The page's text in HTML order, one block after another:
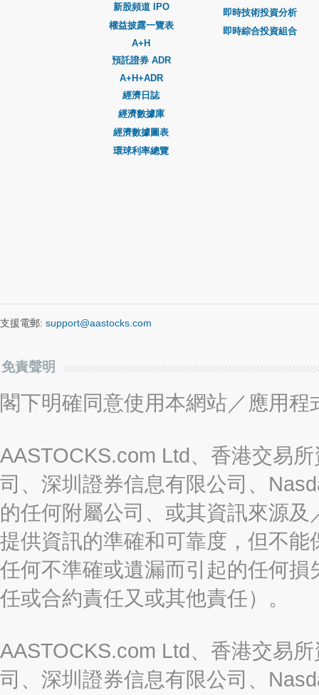
新股頻道 IPO
權益披露一覽表
A+H
預託證券 ADR
A+H+ADR
經濟日誌
經濟數據庫
經濟數據圖表
環球利率總覽
即時技術投資分析
即時綜合投資組合
支援電郵: support@aastocks.com
免責聲明
閣下明確同意使用本網站／應用
AASTOCKS.com Ltd、香港交易
司、深圳證券信息有限公司、
的任何附屬公司、或其資訊來源
提供資訊的準確和可靠度，但不
任何不準確或遺漏而引起的任何
任或合約責任又或其他責任）。
AASTOCKS.com Ltd、香港交易
司、深圳證券信息有限公司、